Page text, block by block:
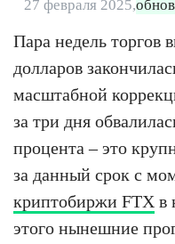
27 февраля 2025,
Пара недель торгов
долларов
масштабной
за три дня
процента – это
за данный срок с
криптобиржи FTX в
этого нынешние